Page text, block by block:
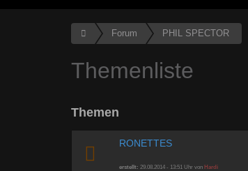
Forum PHIL SPECTOR
Themenliste
Themen
RONETTES
erstellt: 29.08.2014 - 13:51 Uhr von Hardi